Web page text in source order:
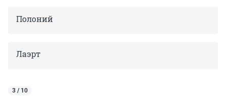
Полоний
Лаэрт
3 / 10